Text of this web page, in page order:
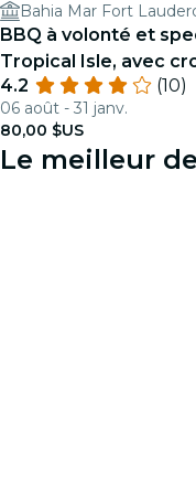
BBQ à volonté et
Tropical Isle, avec
touristique
4.2 (10)
06 août - 31 janv.
80,00 $US
Le meilleur